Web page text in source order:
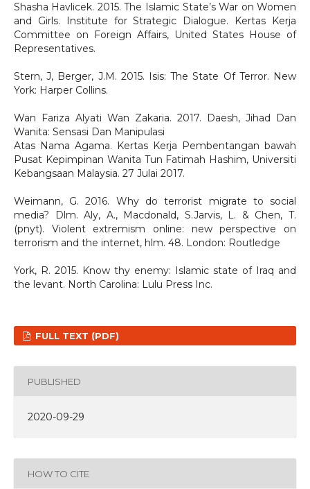
Shasha Havlicek. 2015. The Islamic State’s War on Women
and Girls. Institute for Strategic Dialogue. Kertas Kerja
Committee on Foreign Affairs, United States House of
Representatives.
Stern, J, Berger, J.M. 2015. Isis: The State Of Terror. New
York: Harper Collins.
Wan Fariza Alyati Wan Zakaria. 2017. Daesh, Jihad Dan
Wanita: Sensasi Dan Manipulasi
Atas Nama Agama. Kertas Kerja Pembentangan bawah
Pusat Kepimpinan Wanita Tun Fatimah Hashim, Universiti
Kebangsaan Malaysia. 27 Julai 2017.
Weimann, G. 2016. Why do terrorist migrate to social
media? Dlm. Aly, A., Macdonald, S.Jarvis, L. & Chen, T.
(pnyt). Violent extremism online: new perspective on
terrorism and the internet, hlm. 48. London: Routledge
York, R. 2015. Know thy enemy: Islamic state of Iraq and
the levant. North Carolina: Lulu Press Inc.
FULL TEXT (PDF)
PUBLISHED
2020-09-29
HOW TO CITE